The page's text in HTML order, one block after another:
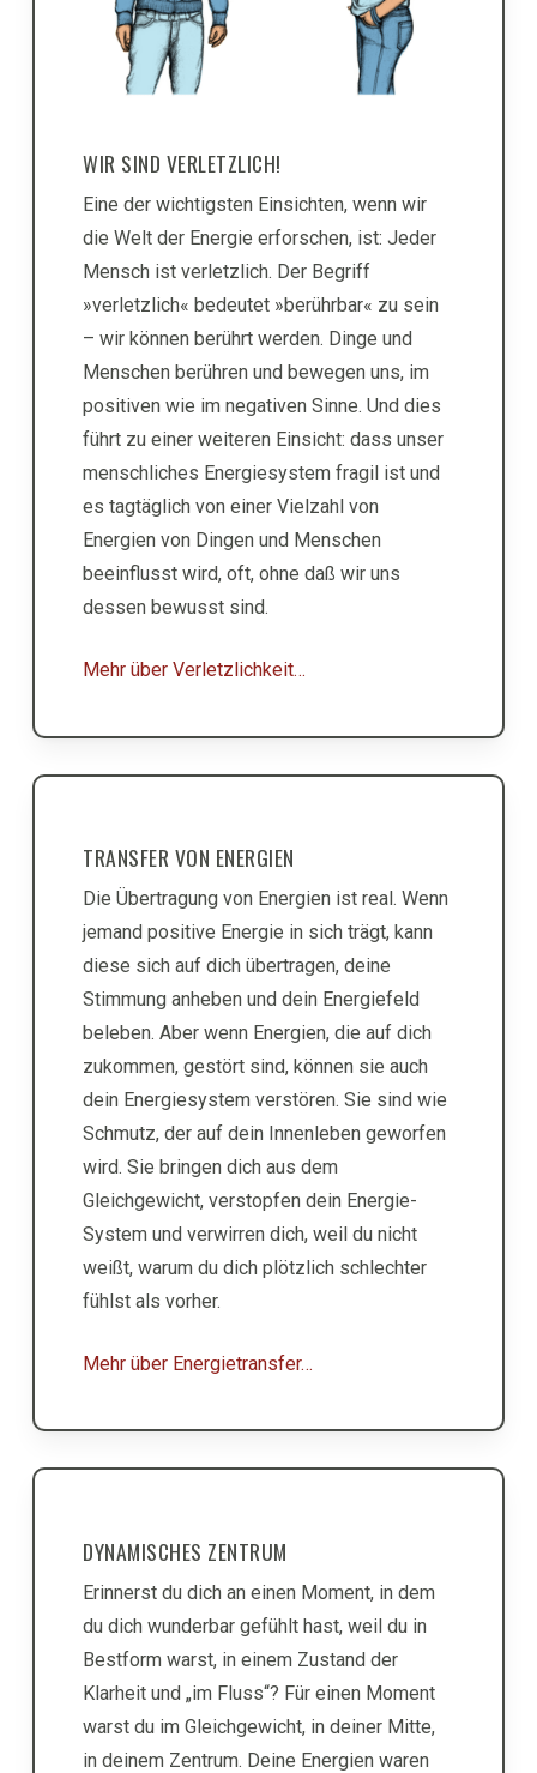
WIR SIND VERLETZLICH!
Eine der wichtigsten Einsichten, wenn wir
die Welt der Energie erforschen, ist: Jeder
Mensch ist verletzlich. Der Begriff
»verletzlich« bedeutet »berührbar« zu sein
– wir können berührt werden. Dinge und
Menschen berühren und bewegen uns, im
positiven wie im negativen Sinne. Und dies
führt zu einer weiteren Einsicht: dass unser
menschliches Energiesystem fragil ist und
es tagtäglich von einer Vielzahl von
Energien von Dingen und Menschen
beeinflusst wird, oft, ohne daß wir uns
dessen bewusst sind.
Mehr über Verletzlichkeit…
TRANSFER VON ENERGIEN
Die Übertragung von Energien ist real. Wenn
jemand positive Energie in sich trägt, kann
diese sich auf dich übertragen, deine
Stimmung anheben und dein Energiefeld
beleben. Aber wenn Energien, die auf dich
zukommen, gestört sind, können sie auch
dein Energiesystem verstören. Sie sind wie
Schmutz, der auf dein Innenleben geworfen
wird. Sie bringen dich aus dem
Gleichgewicht, verstopfen dein Energie-
System und verwirren dich, weil du nicht
weißt, warum du dich plötzlich schlechter
fühlst als vorher.
Mehr über Energietransfer…
DYNAMISCHES ZENTRUM
Erinnerst du dich an einen Moment, in dem
du dich wunderbar gefühlt hast, weil du in
Bestform warst, in einem Zustand der
Klarheit und „im Fluss“? Für einen Moment
warst du im Gleichgewicht, in deiner Mitte,
in deinem Zentrum. Deine Energien waren